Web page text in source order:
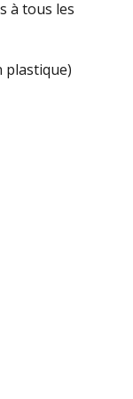
à tous les
plastique)